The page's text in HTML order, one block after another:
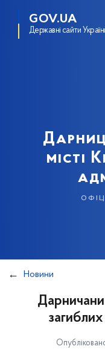
GOV.UA
Державні сайти
місті
Новини